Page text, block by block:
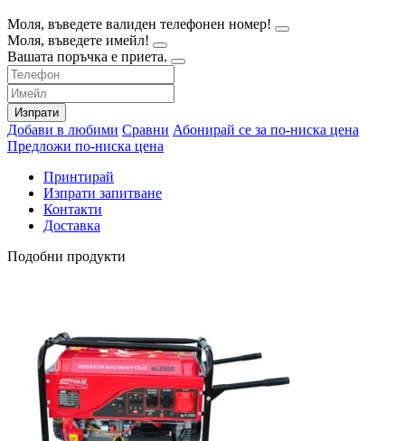
Моля, въведете валиден телефонен номер!
Моля, въведете имейл!
Вашата поръчка е приета.
Изпрати
Добави в любими Сравни Абонирай се за по-ниска цена
Предложи по-ниска цена
Принтирай
Изпрати запитване
Контакти
Доставка
Подобни продукти